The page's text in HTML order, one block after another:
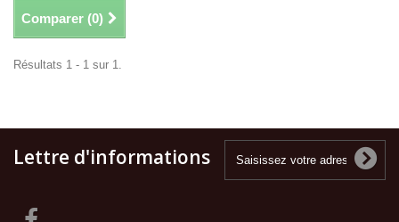
Comparer (0)
Résultats 1 - 1 sur 1.
Lettre d'informations